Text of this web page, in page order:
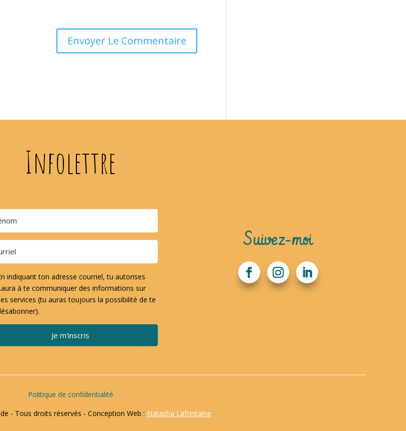
Infolettre
indiquant ton adresse courriel, tu autorises
à te communiquer des informations sur
services (tu auras toujours la possibilité de te
Je m'inscris
Suivez-moi
Politique de confidentialité
- Tous droits réservés - Conception Web : Natasha Lafontaine